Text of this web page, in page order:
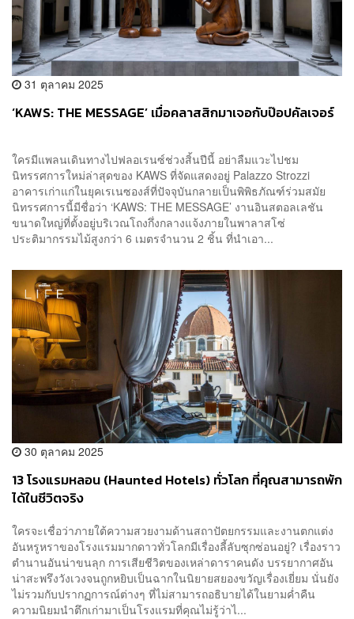
31 ตุลาคม 2025
‘KAWS: THE MESSAGE’ เมื่อคลาสสิกมาเจอกับป๊อปคัลเจอร์
ใครมีแพลนเดินทางไปฟลอเรนซ์ช่วงสิ้นปีนี้ อย่าลืมแวะไปชม
นิทรรศการใหม่ล่าสุดของ KAWS ที่จัดแสดงอยู่ Palazzo Strozzi
อาคารเก่าแก่ในยุคเรเนซองส์ที่ปัจจุบันกลายเป็นพิพิธภัณฑ์ร่วมสมัย
นิทรรศการนี้มีชื่อว่า ‘KAWS: THE MESSAGE’ งานอินสตอลเลชัน
ขนาดใหญ่ที่ตั้งอยู่บริเวณโถงกึ่งกลางแจ้งภายในพาลาสโซ่
ประติมากรรมไม้สูงกว่า 6 เมตรจำนวน 2 ชิ้น ที่นำเอา...
30 ตุลาคม 2025
13 โรงแรมหลอน (Haunted Hotels) ทั่วโลก ที่คุณสามารถพัก
ได้ในชีวิตจริง
ใครจะเชื่อว่าภายใต้ความสวยงามด้านสถาปัตยกรรมและงานตกแต่ง
อันหรูหราของโรงแรมมากดาวทั่วโลกมีเรื่องลี้ลับซุกซ่อนอยู่? เรื่องราว
ตำนานอันน่าขนลุก การเสียชีวิตของเหล่าดาราคนดัง บรรยากาศอัน
น่าสะพรึงวังเวงจนถูกหยิบเป็นฉากในนิยายสยองขวัญเรื่องเยี่ยม นั่นยัง
ไม่รวมกับปรากฏการณ์ต่างๆ ที่ไม่สามารถอธิบายได้ในยามค่ำคืน
ความนิยมนำตึกเก่ามาเป็นโรงแรมที่คุณไม่รู้ว่าไ...